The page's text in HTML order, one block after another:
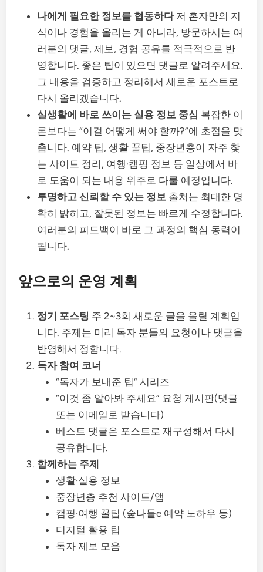
나에게 필요한 정보를 협동하다저 혼자만의 지
식이나 경험을 올리는 게 아니라, 방문하시는 여
러분의 댓글, 제보, 경험 공유를 적극적으로 반
영합니다. 좋은 팁이 있으면 댓글로 알려주세요.
그 내용을 검증하고 정리해서 새로운 포스트로
다시 올리겠습니다.
실생활에 바로 쓰이는 실용 정보 중심 복잡한 이
론보다는 “이걸 어떻게 써야 할까?”에 초점을 맞
춥니다. 예약 팁, 생활 꿀팁, 중장년층이 자주 찾
는 사이트 정리, 여행·캠핑 정보 등 일상에서 바
로 도움이 되는 내용 위주로 다룰 예정입니다.
투명하고 신뢰할 수 있는 정보 출처는 최대한 명
확히 밝히고, 잘못된 정보는 빠르게 수정합니다.
여러분의 피드백이 바로 그 과정의 핵심 동력이
됩니다.
앞으로의 운영 계획
정기 포스팅 주 2~3회 새로운 글을 올릴 계획입
니다. 주제는 미리 독자 분들의 요청이나 댓글을
반영해서 정합니다.
독자 참여 코너
“독자가 보내준 팁” 시리즈
“이것 좀 알아봐 주세요” 요청 게시판(댓글
또는 이메일로 받습니다)
베스트 댓글은 포스트로 재구성해서 다시
공유합니다.
함께하는 주제
생활·실용 정보
중장년층 추천 사이트/앱
캠핑·여행 꿀팁 (숲나들e 예약 노하우 등)
디지털 활용 팁
독자 제보 모음